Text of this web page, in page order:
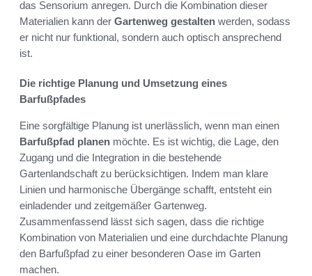
das Sensorium anregen. Durch die Kombination dieser
Materialien kann der Gartenweg gestalten werden, sodass
er nicht nur funktional, sondern auch optisch ansprechend
ist.
Die richtige Planung und Umsetzung eines
Barfußpfades
Eine sorgfältige Planung ist unerlässlich, wenn man einen
Barfußpfad planen möchte. Es ist wichtig, die Lage, den
Zugang und die Integration in die bestehende
Gartenlandschaft zu berücksichtigen. Indem man klare
Linien und harmonische Übergänge schafft, entsteht ein
einladender und zeitgemäßer Gartenweg.
Zusammenfassend lässt sich sagen, dass die richtige
Kombination von Materialien und eine durchdachte Planung
den Barfußpfad zu einer besonderen Oase im Garten
machen.